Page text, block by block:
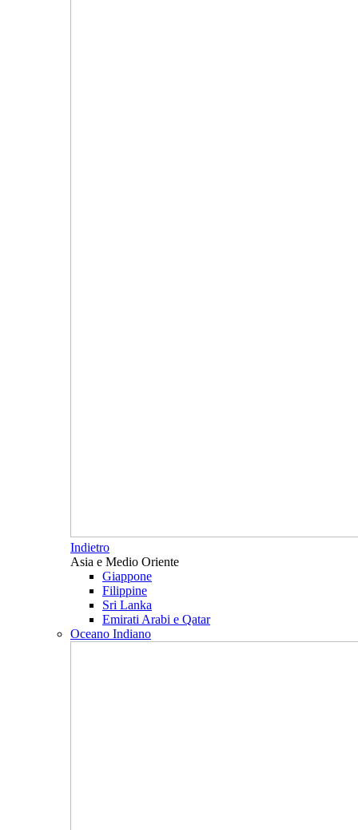
Indietro
Asia e Medio Oriente
Giappone
Filippine
Sri Lanka
Emirati Arabi e Qatar
Oceano Indiano